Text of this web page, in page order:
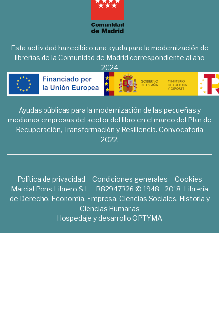
Esta actividad ha recibido una ayuda para la modernización de
librerías de la Comunidad de Madrid correspondiente al año
2024
Ayudas públicas para la modernización de las pequeñas y
medianas empresas del sector del libro en el marco del Plan de
Recuperación, Transformación y Resiliencia. Convocatoria
2022.
Política de privacidad Condiciones generales
Cookies
Marcial Pons Librero S.L. - B82947326 © 1948 - 2018. Librería
de Derecho, Economía, Empresa, Ciencias Sociales, Historia y
Ciencias Humanas
Hospedaje y desarrollo OPTYMA